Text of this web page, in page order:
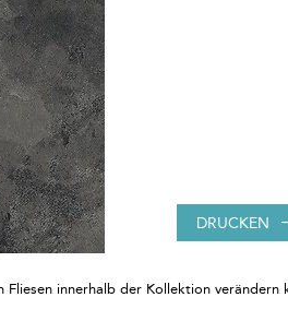
DRUCKEN
innerhalb der Kollektion